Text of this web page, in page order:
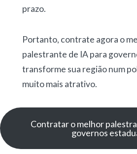
prazo.
Portanto, contrate agora o
palestrante de IA para
transforme sua região num
muito mais atrativo.
Contratar o melhor
governos